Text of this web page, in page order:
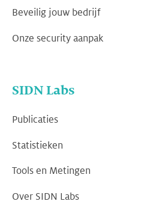
Beveilig jouw bedrijf
Onze security aanpak
SIDN Labs
Publicaties
Statistieken
Tools en Metingen
Over SIDN Labs